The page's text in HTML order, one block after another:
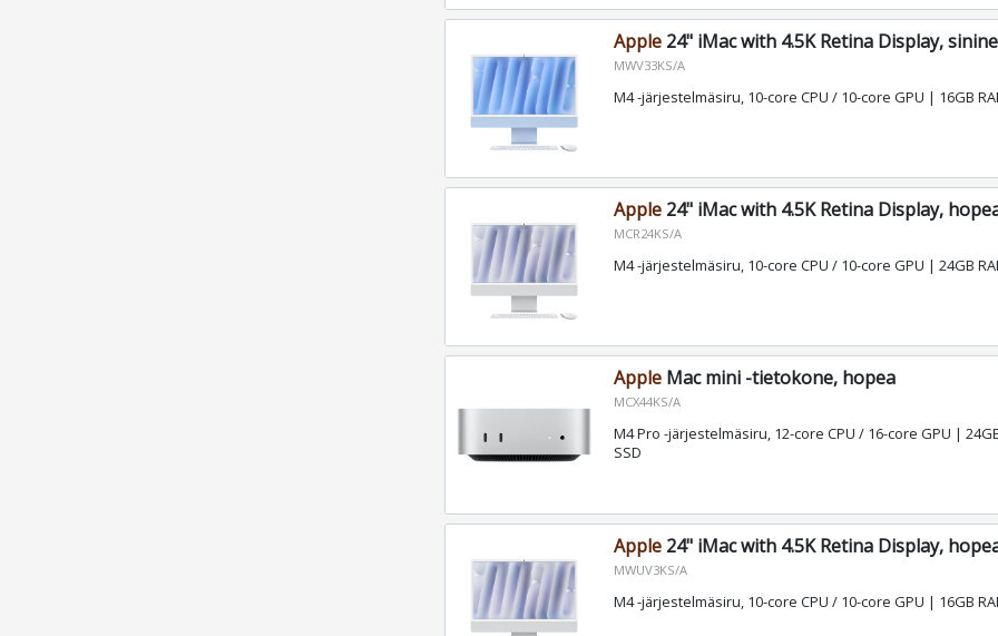
Apple24" iMac with 4.5K Retina Display,
MWV33KS/A
M4 -järjestelmäsiru, 10-core CPU / 10-core GPU | 16GB
Apple24" iMac with 4.5K Retina Display,
MCR24KS/A
M4 -järjestelmäsiru, 10-core CPU / 10-core GPU | 24GB
AppleMac mini -tietokone, hopea
MCX44KS/A
M4 Pro -järjestelmäsiru, 12-core CPU / 16-core GPU |
SSD
Apple24" iMac with 4.5K Retina Display,
MWUV3KS/A
M4 -järjestelmäsiru, 10-core CPU / 10-core GPU | 16GB